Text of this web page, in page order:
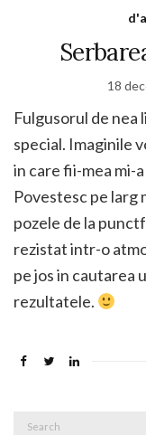
18
Fulgusorul de nea
special. Imaginile
in care fii-mea mi-
Povestesc pe larg
pozele de la
rezistat intr-o
pe jos in cautarea
rezultatele.